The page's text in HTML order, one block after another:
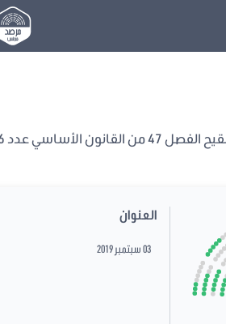
2014 المؤرخ في 26 ماي 2014 المتعلق بالإنتخابات والإستفتاء
العنوان
03 سبتمبر 2019